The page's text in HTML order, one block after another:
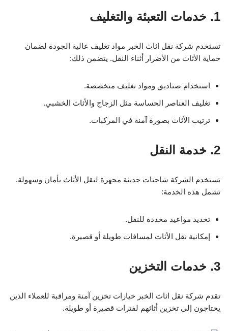
1. خدمات التعبئة والتغليف
تستخدم شركة نقل اثاث الخبر مواد تغليف عالية الجودة لضمان
حماية الأثاث من الأضرار أثناء النقل. يتضمن ذلك:
استخدام صناديق ومواد تغليف متخصصة.
تغليف العناصر الحساسة مثل الزجاج والأثاث الخشبي.
ترتيب الأثاث بصورة آمنة في المركبات.
2. خدمة النقل
تستخدم الشركة شاحنات حديثة مجهزة لنقل الأثاث بأمان وسهولة.
تشمل هذه الخدمة:
تحديد مواعيد محددة للنقل.
إمكانية نقل الأثاث لمسافات طويلة أو قصيرة.
3. خدمات التخزين
تقدم شركة نقل اثاث الخبر خيارات تخزين آمنة ومراقبة للعملاء الذين
يحتاجون إلى تخزين أثاثهم لفترات قصيرة أو طويلة.